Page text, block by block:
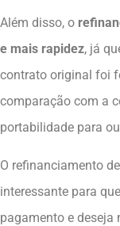
Além disso, o
e mais rapidez, já
contrato original foi
comparação com a
portabilidade para
O refinanciamento
interessante para
pagamento e deseja